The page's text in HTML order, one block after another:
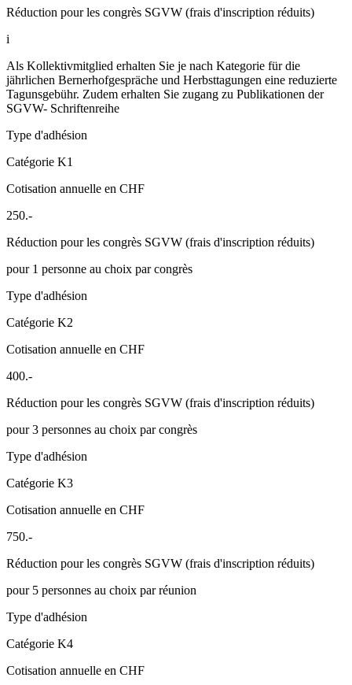
Réduction pour les congrès SGVW (frais d'inscription réduits)
i
Als Kollektivmitglied erhalten Sie je nach Kategorie für die
jährlichen Bernerhofgespräche und Herbsttagungen eine reduzierte
Tagunsgebühr. Zudem erhalten Sie zugang zu Publikationen der
SGVW- Schriftenreihe
Type d'adhésion
Catégorie K1
Cotisation annuelle en CHF
250.-
Réduction pour les congrès SGVW (frais d'inscription réduits)
pour 1 personne au choix par congrès
Type d'adhésion
Catégorie K2
Cotisation annuelle en CHF
400.-
Réduction pour les congrès SGVW (frais d'inscription réduits)
pour 3 personnes au choix par congrès
Type d'adhésion
Catégorie K3
Cotisation annuelle en CHF
750.-
Réduction pour les congrès SGVW (frais d'inscription réduits)
pour 5 personnes au choix par réunion
Type d'adhésion
Catégorie K4
Cotisation annuelle en CHF